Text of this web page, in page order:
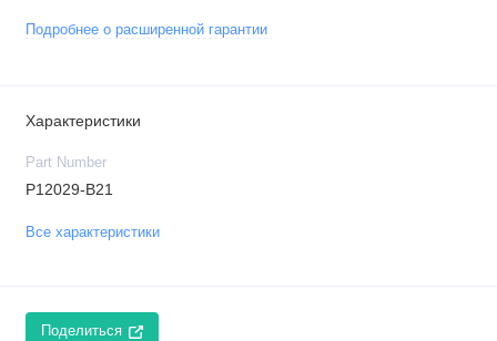
Подробнее о расширенной гарантии
Характеристики
Part Number
P12029-B21
Все характеристики
Поделиться